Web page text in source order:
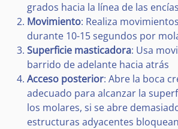
grados hacia la línea de las encías
Movimiento: Realiza
durante 10-15 segundos por
Superficie masticadora: Usa
barrido de adelante hacia atrás
Acceso posterior: Abre la boca
adecuado para alcanzar la
los molares, si se abre
estructuras adyacentes